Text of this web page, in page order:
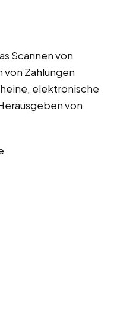
Scannen von
von Zahlungen
elektronische
von